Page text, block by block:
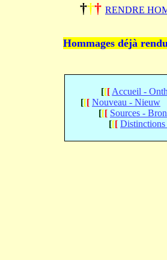
††† RENDRE
Hommages déjà
[[[ Accueil -
[[[ Nouveau - Nieuw
[[[ Sources -
[[[ Distinctions